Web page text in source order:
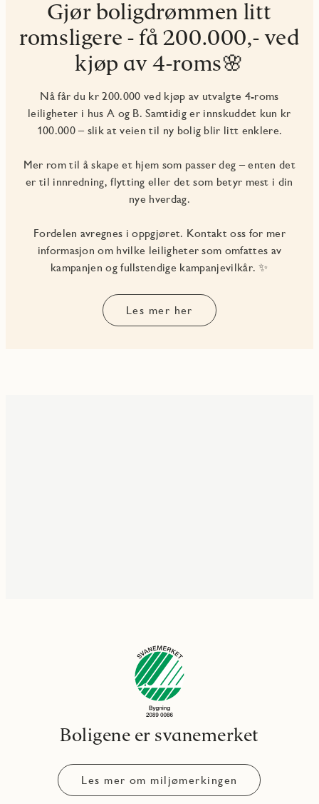
Gjør boligdrømmen litt
romsligere - få 200.000,- ved
kjøp av 4-roms🌸
Nå får du kr 200.000 ved kjøp av utvalgte 4-roms
leiligheter i hus A og B. Samtidig er innskuddet kun kr
100.000 – slik at veien til ny bolig blir litt enklere.
Mer rom til å skape et hjem som passer deg – enten det
er til innredning, flytting eller det som betyr mest i din
nye hverdag.
Fordelen avregnes i oppgjøret. Kontakt oss for mer
informasjon om hvilke leiligheter som omfattes av
kampanjen og fullstendige kampanjevilkår. ✨
Les mer her
Boligene er svanemerket
Les mer om miljømerkingen